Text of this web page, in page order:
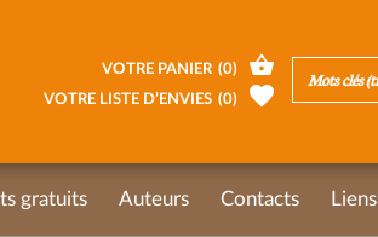
VOTRE PANIER (0)
VOTRE LISTE D’ENVIES (0)
gratuits Auteurs Contacts Liens